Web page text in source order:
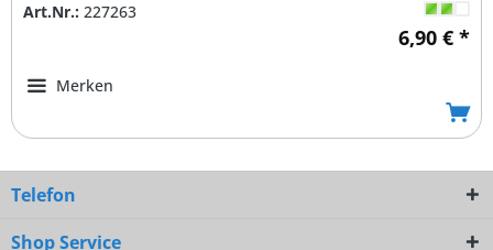
Art.Nr.: 227263
6,90 € *
Merken
Telefon
Shop Service